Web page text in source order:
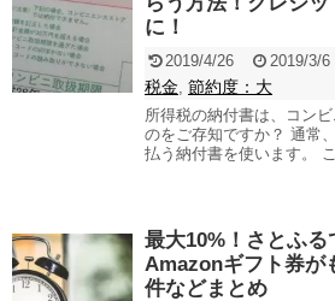
に！
2019/4/26 2019/3/6
税金, 節約度：大
所得税の納付書は、コン
のをご存知ですか？ 通常
払う納付書を使います。
最大10%！さとふる
Amazonギフト券が
件などまとめ